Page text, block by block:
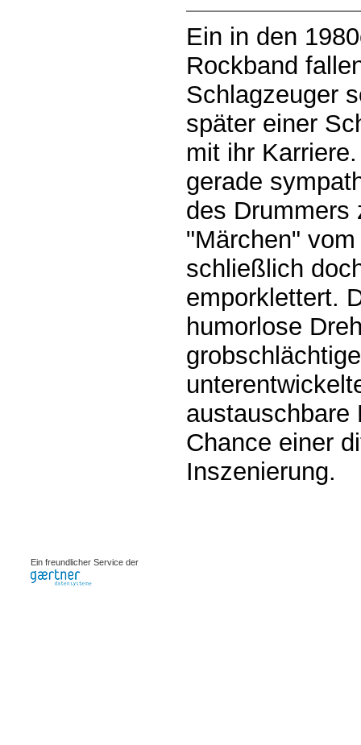
Ein in den
Rockband
Schlagzeuger
später einer
mit ihr
gerade
des Drummers
"Märchen"
schließlich
emporklettert.
humorlose
austauschbare
Chance einer
Inszenierung.
Ein freundlicher Service der